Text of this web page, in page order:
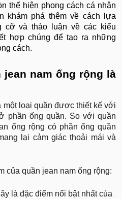
thể hiện phong cách cá nhân
khám phá thêm về cách lựa
cỡ và thảo luận về các kiểu
hợp chúng để tạo ra những
cách.
nam ống rộng là
một loại quần được thiết kế với
phần ống quần. So với quần
ống rộng có phần ống quần
lại cảm giác thoải mái và
của quần jean nam ống rộng:
là đặc điểm nổi bật nhất của